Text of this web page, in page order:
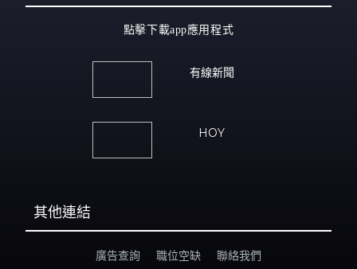
點擊下載app應用程式
有線新聞
HOY
其他連結
廣告查詢 職位空缺 聯絡我們